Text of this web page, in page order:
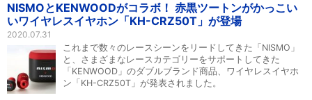
NISMOとKENWOODがコラボ！ 赤黒ツートンがかっこい
いワイヤレスイヤホン「KH-CRZ50T」が登場
2020.07.31
これまで数々のレースシーンをリードしてきた「NISMO」
と、さまざまなレースカテゴリーをサポートしてきた
「KENWOOD」のダブルブランド商品、ワイヤレスイヤホ
ン「KH-CRZ50T」が発表されました。